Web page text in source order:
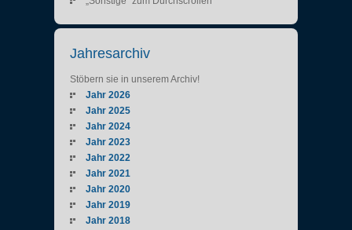
Jahresarchiv
Stöbern sie in unserem Archiv!
Jahr 2026
Jahr 2025
Jahr 2024
Jahr 2023
Jahr 2022
Jahr 2021
Jahr 2020
Jahr 2019
Jahr 2018